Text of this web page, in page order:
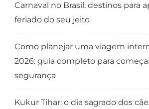
Carnaval no Brasil: destinos para
feriado do seu jeito
Como planejar uma viagem
2026: guia completo para
segurança
Kukur Tihar: o dia sagrado dos